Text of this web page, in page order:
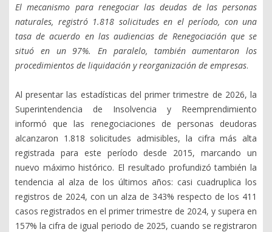
El mecanismo para renegociar las deudas de las personas
naturales, registró 1.818 solicitudes en el período, con una
tasa de acuerdo en las audiencias de Renegociación que se
situó en un 97%. En paralelo, también aumentaron los
procedimientos de liquidación y reorganización de empresas.
Al presentar las estadísticas del primer trimestre de 2026, la
Superintendencia de Insolvencia y Reemprendimiento
informó que las renegociaciones de personas deudoras
alcanzaron 1.818 solicitudes admisibles, la cifra más alta
registrada para este período desde 2015, marcando un
nuevo máximo histórico. El resultado profundizó también la
tendencia al alza de los últimos años: casi cuadruplica los
registros de 2024, con un alza de 343% respecto de los 411
casos registrados en el primer trimestre de 2024, y supera en
157% la cifra de igual periodo de 2025, cuando se registraron